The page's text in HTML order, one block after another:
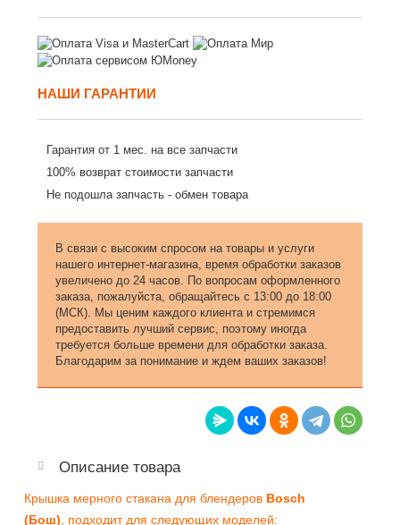
НАШИ ГАРАНТИИ
Гарантия от 1 мес. на все запчасти
100% возврат стоимости запчасти
Не подошла запчасть - обмен товара
В связи с высоким спросом на товары и услуги
нашего интернет-магазина, время обработки заказов
увеличено до 24 часов. По вопросам оформленного
заказа, пожалуйста, обращайтесь с 13:00 до 18:00
(МСК). Мы ценим каждого клиента и стремимся
предоставить лучший сервис, поэтому иногда
требуется больше времени для обработки заказа.
Благодарим за понимание и ждем ваших заказов!
Описание товара
Крышка мерного стакана для блендеров Bosch
(Бош) , подходит для следующих моделей: